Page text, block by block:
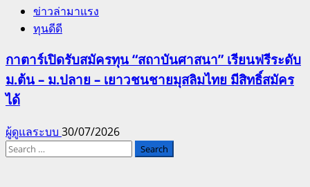
ข่าวล่ามาแรง
ทุนดีดี
กาตาร์เปิดรับสมัครทุน “สถาบันศาสนา” เรียนฟรีระดับ
ม.ต้น – ม.ปลาย – เยาวชนชายมุสลิมไทย มีสิทธิ์สมัคร
ได้
ผู้ดูแลระบบ 30/07/2026
Search